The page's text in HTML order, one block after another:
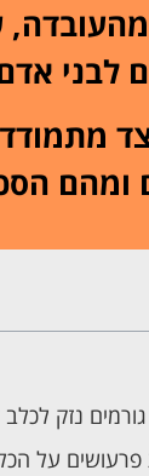
לבני
נזק לכלב
פרעושים על